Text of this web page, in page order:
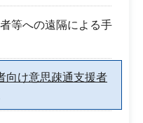
等への遠隔による手
向け意思疎通支援者